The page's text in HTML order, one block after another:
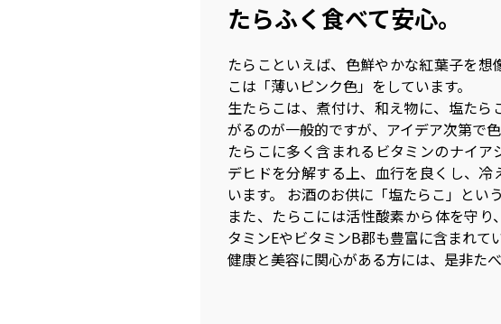
たらふく食べて安心。
たらこといえば、色鮮やかな紅葉子を
こは「薄いピンク色」をしています。
生たらこは、煮付け、和え物に、塩た
がるのが一般的ですが、アイデア次第で
たらこに多く含まれるビタミンのナイ
デヒドを分解する上、血行を良くし、
います。 お酒のお供に「塩たらこ」とい
また、たらこには活性酸素から体を守
タミンEやビタミンB郡も豊富に含まれてい
健康と美容に関心がある方には、是非た